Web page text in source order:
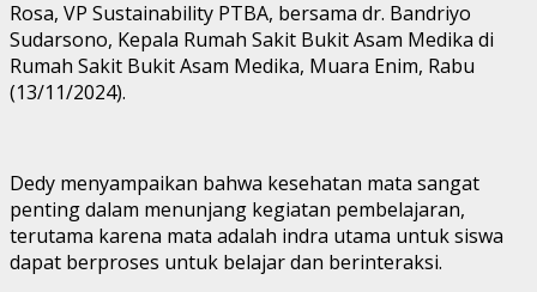
Rosa, VP Sustainability PTBA, bersama dr. Bandriyo
Sudarsono, Kepala Rumah Sakit Bukit Asam Medika di
Rumah Sakit Bukit Asam Medika, Muara Enim, Rabu
(13/11/2024).
Dedy menyampaikan bahwa kesehatan mata sangat
penting dalam menunjang kegiatan pembelajaran,
terutama karena mata adalah indra utama untuk siswa
dapat berproses untuk belajar dan berinteraksi.